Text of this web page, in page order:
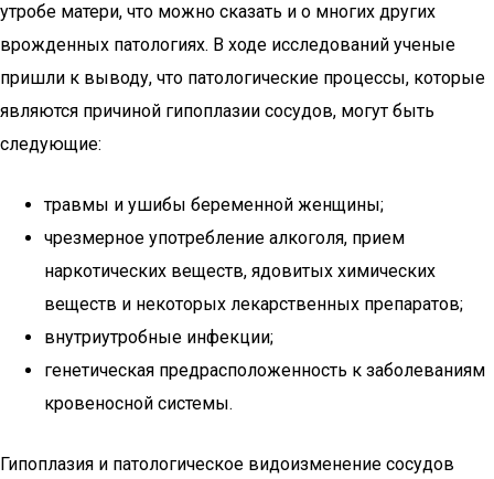
утробе матери, что можно сказать и о многих других
врожденных патологиях. В ходе исследований ученые
пришли к выводу, что патологические процессы, которые
являются причиной гипоплазии сосудов, могут быть
следующие:
травмы и ушибы беременной женщины;
чрезмерное употребление алкоголя, прием
наркотических веществ, ядовитых химических
веществ и некоторых лекарственных препаратов;
внутриутробные инфекции;
генетическая предрасположенность к заболеваниям
кровеносной системы.
Гипоплазия и патологическое видоизменение сосудов